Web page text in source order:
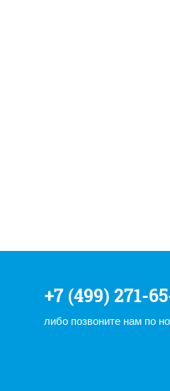
+7 (499) 271-
либо позвоните нам по